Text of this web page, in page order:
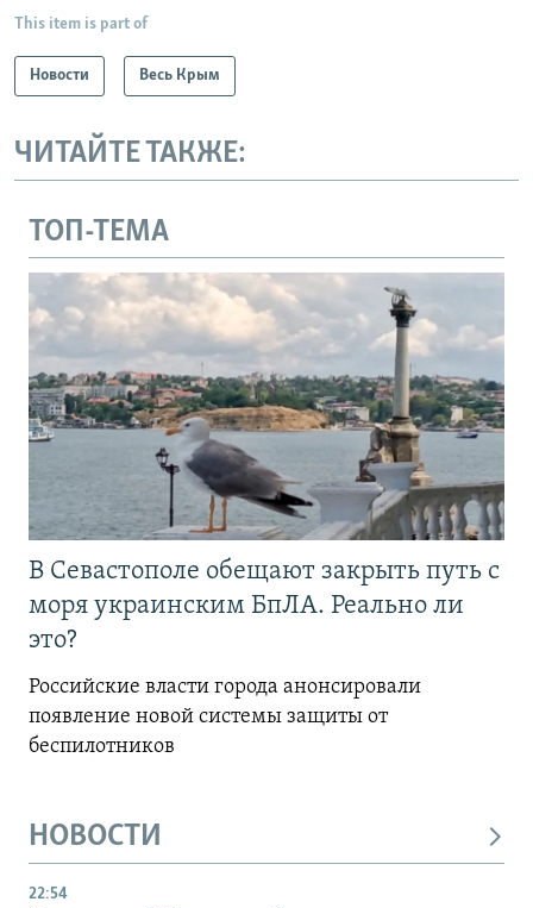
This item is part of
Новости Весь Крым
ЧИТАЙТЕ ТАКЖЕ:
ТОП-ТЕМА
В Севастополе обещают закрыть путь с
моря украинским БпЛА. Реально ли
это?
Российские власти города анонсировали
появление новой системы защиты от
беспилотников
НОВОСТИ
22:54